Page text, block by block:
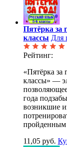
Пятёрка за
классы Для
Рейтинг:
«Пятёрка за
классы» —
года
возникшие
пройденным
11,05 руб.